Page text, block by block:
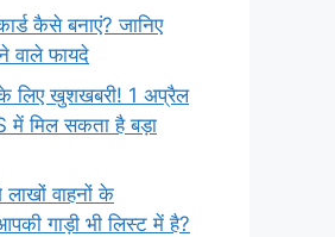
कैसे बनाएं? जानिए
वाले फायदे
लिए खुशखबरी! 1 अप्रैल
मिल सकता है बड़ा
लाखों वाहनों के
गाड़ी भी लिस्ट में है?